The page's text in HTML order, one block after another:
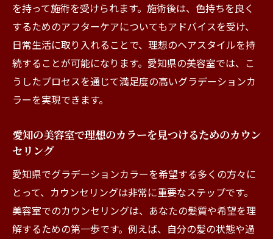
を持って施術を受けられます。施術後は、色持ちを良く
するためのアフターケアについてもアドバイスを受け、
日常生活に取り入れることで、理想のヘアスタイルを持
続することが可能になります。愛知県の美容室では、こ
うしたプロセスを通じて満足度の高いグラデーションカ
ラーを実現できます。
愛知の美容室で理想のカラーを見つけるためのカウン
セリング
愛知県でグラデーションカラーを希望する多くの方々に
とって、カウンセリングは非常に重要なステップです。
美容室でのカウンセリングは、あなたの髪質や希望を理
解するための第一歩です。例えば、自分の髪の状態や過